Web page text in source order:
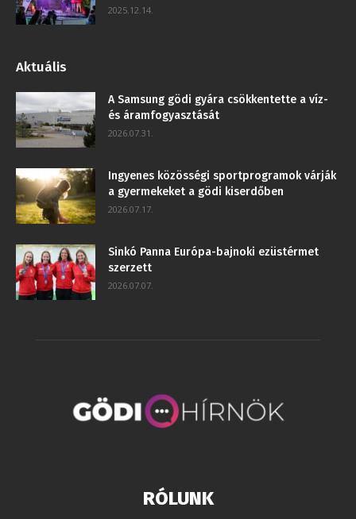
2025.12.14.
Aktuális
A Samsung gödi gyára csökkentette a víz-
és áramfogyasztását
2026.07.31.
Ingyenes közösségi sportprogramok várják
a gyermekeket a gödi kiserdőben
2026.07.17.
Sinkó Panna Európa-bajnoki ezüstérmet
szerzett
2026.07.07.
RÓLUNK